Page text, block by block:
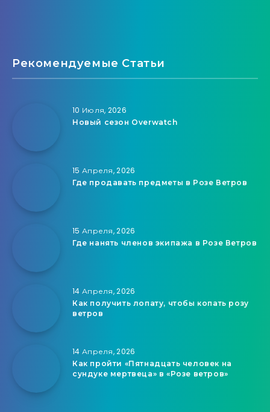
Рекомендуемые Статьи
10 Июля, 2026
Новый сезон Overwatch
15 Апреля, 2026
Где продавать предметы в Розе Ветров
15 Апреля, 2026
Где нанять членов экипажа в Розе Ветров
14 Апреля, 2026
Как получить лопату, чтобы копать розу
ветров
14 Апреля, 2026
Как пройти «Пятнадцать человек на
сундуке мертвеца» в «Розе ветров»